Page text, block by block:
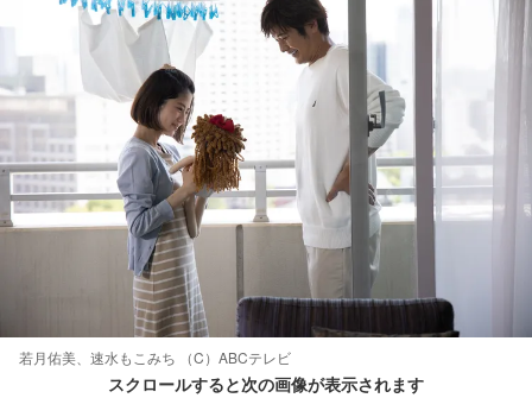
若月佑美、速水もこみち （C）ABCテレビ
スクロールすると次の画像が表示されます